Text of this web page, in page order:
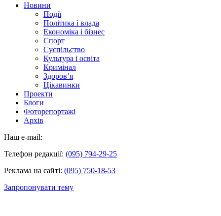
Новини
Події
Політика і влада
Економіка і бізнес
Спорт
Суспільство
Культура і освіта
Кримінал
Здоров’я
Цікавинки
Проекти
Блоги
Фоторепортажі
Архів
Наш e-mail:
Телефон редакції: (095) 794-29-25
Реклама на сайті: (095) 750-18-53
Запропонувати тему